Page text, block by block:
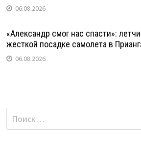
06.08.2026
«Александр смог нас спасти»:
жесткой посадке самолета в
06.08.2026
Найти: